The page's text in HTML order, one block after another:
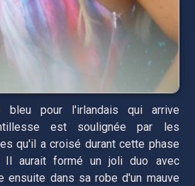
bleu pour l'irlandais qui arrive
est soulignée par les
qu'il a croisé durant cette phase
Il aurait formé un joli duo avec
ensuite dans sa robe d'un mauve